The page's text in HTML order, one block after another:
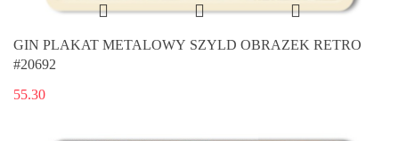
GIN PLAKAT METALOWY SZYLD OBRAZEK RETRO
#20692
55.30